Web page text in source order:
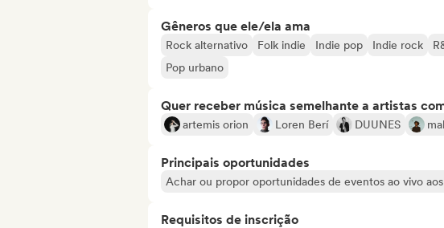
Gêneros que ele/ela ama
Rock alternativo Folk indie Indie pop Indie rock
Pop urbano
Quer receber música semelhante a artistas
artemis orion Loren Berí DUUNES
Principais oportunidades
Achar ou propor oportunidades de eventos ao vivo
Requisitos de inscrição